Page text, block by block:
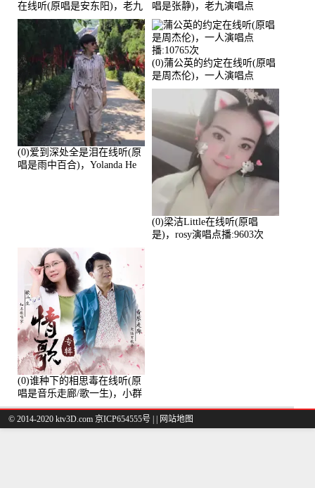
在线听(原唱是安东阳)，老九
演唱点播:17392次
唱是张静)，老九演唱点
播:11453次
(0)爱到深处全是泪在线听(原
唱是雨中百合)，Yolanda He
(0)蒲公英的约定在线听(原唱
是周杰伦)，一人演唱点
播:10765次
(0)梁洁Little在线听(原唱
是)，rosy演唱点播:9603次
(0)谁种下的相思毒在线听(原
唱是音乐走廊/歌一生)，小群
演唱点播:8975次
© 2014-2020 ktv3D.com 京ICP654555号 | 网站地图